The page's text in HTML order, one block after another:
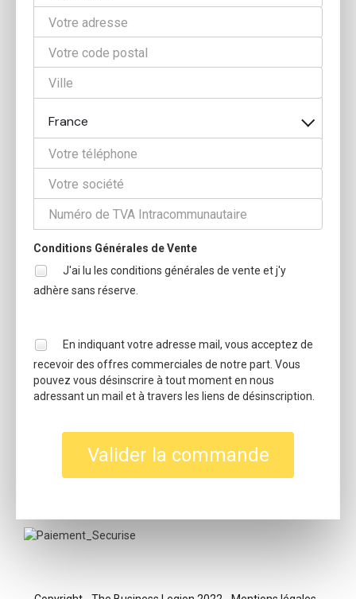
France
Conditions Générales de Vente
J'ai lu les conditions générales de vente et j'y
adhère sans réserve.
En indiquant votre adresse mail, vous acceptez de
recevoir des offres commerciales de notre part. Vous
pouvez vous désinscrire à tout moment en nous
adressant un mail et à travers les liens de désinscription.
Valider la commande